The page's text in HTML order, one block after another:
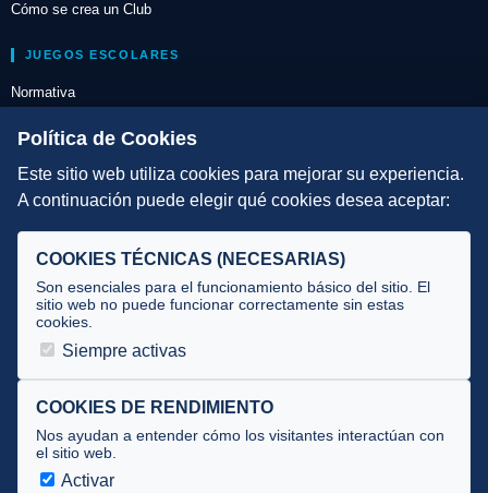
Cómo se crea un Club
JUEGOS ESCOLARES
Normativa
Escuelas de Triatlón
DIRECCIÓN TÉCNICA
Selecciones
Tecnificación
JUECES Y OFICIALES
Documentos
Cursos
Circulares oficiales
Política de Cookies
Este sitio web utiliza cookies para mejorar su experiencia.
A continuación puede elegir qué cookies desea aceptar:
COOKIES TÉCNICAS (NECESARIAS)
Son esenciales para el funcionamiento básico del sitio. El
sitio web no puede funcionar correctamente sin estas
cookies.
Siempre activas
COOKIES DE RENDIMIENTO
Nos ayudan a entender cómo los visitantes interactúan con
el sitio web.
Activar